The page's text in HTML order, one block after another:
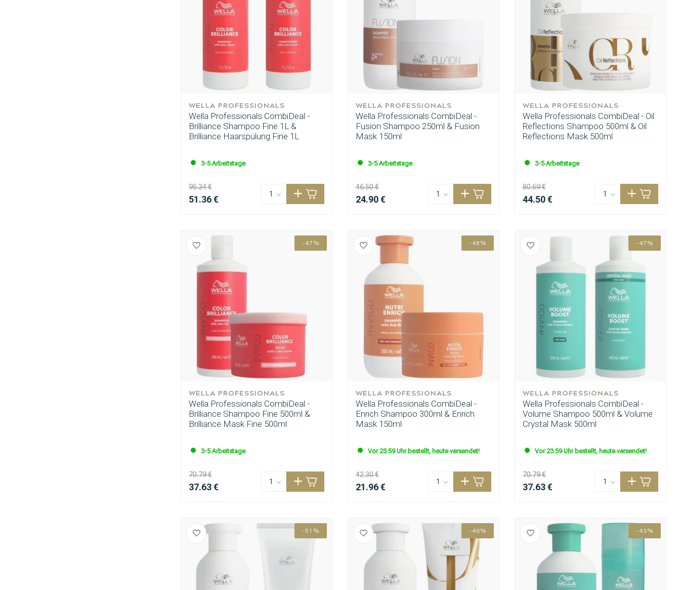
CombiDeals Friseurwahl
WELLA PROFESSIONALS
Wella Professionals CombiDeal -
Brilliance Shampoo Fine 1L &
Brilliance Haarspülung Fine 1L
3-5 Arbeitstage
95.34 €
51.36 €
WELLA PROFESSIONALS
Wella Professionals CombiDeal -
Fusion Shampoo 250ml & Fusion
Mask 150ml
3-5 Arbeitstage
46.50 €
24.90 €
WELLA PROFESSIONALS
Wella Professionals CombiDeal - Oil
Reflections Shampoo 500ml & Oil
Reflections Mask 500ml
3-5 Arbeitstage
80.69 €
44.50 €
-47%
WELLA PROFESSIONALS
Wella Professionals CombiDeal -
Brilliance Shampoo Fine 500ml &
Brilliance Mask Fine 500ml
3-5 Arbeitstage
70.79 €
37.63 €
-48%
WELLA PROFESSIONALS
Wella Professionals CombiDeal -
Enrich Shampoo 300ml & Enrich
Mask 150ml
Vor 23:59 Uhr bestellt, heute versendet!
42.30 €
21.96 €
-47%
WELLA PROFESSIONALS
Wella Professionals CombiDeal -
Volume Shampoo 500ml & Volume
Crystal Mask 500ml
Vor 23:59 Uhr bestellt, heute versendet!
70.79 €
37.63 €
-51% -46% -43%